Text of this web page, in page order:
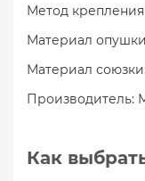
Метод
Материал
Материал
Производитель:
Как